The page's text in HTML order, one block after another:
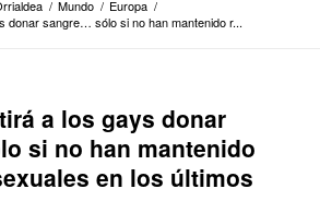
/ Mundo / Europa /
donar sangre… sólo si no han mantenido r...
a los gays donar
si no han mantenido
en los últimos